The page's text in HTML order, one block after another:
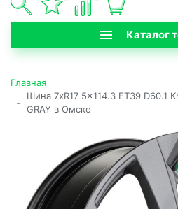
Каталог
Главная
-
Шина 7xR17 5x114.3 ET39 D60.1
GRAY в Омске